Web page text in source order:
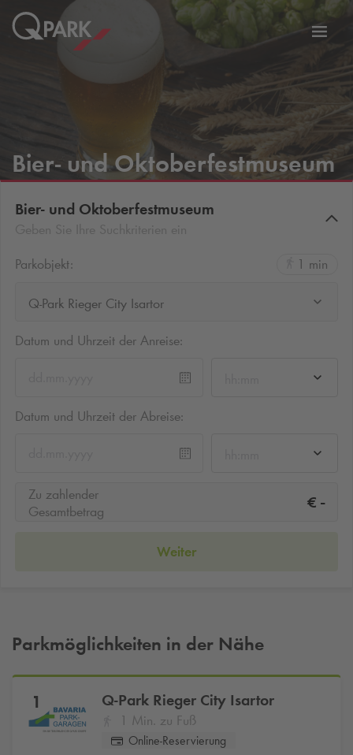
Zur
Bier- und Oktoberfestmuseum
Bier- und Oktoberfestmuseum
Parkobjekt:
1 min
Q-Park Rieger City Isartor
Datum und Uhrzeit der Anreise:
Datum und Uhrzeit der Abreise:
Zu zahlender
Gesamtbetrag
€ -
Weiter
Parkmöglichkeiten in der Nähe
1 Q-Park Rieger City Isartor
1 Min. zu Fuß
Online-Reservierung